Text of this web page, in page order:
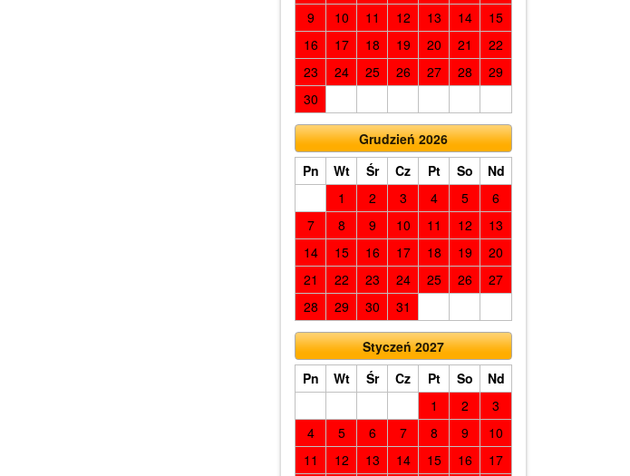
9
10 11 12 13 14
15
16
17 18 19 20 21
22
23
24 25 26 27 28
29
30
Grudzień 2026
Pn
Wt Śr Cz Pt So
Nd
1
2 3 4 5
6
7
8 9 10 11 12
13
14
15 16 17 18 19
20
21
22 23 24 25 26
27
28
29 30 31
Styczeń 2027
Pn
Wt Śr Cz Pt So
Nd
1
2
3
4
5 6 7 8 9
10
11
12 13 14 15 16
17